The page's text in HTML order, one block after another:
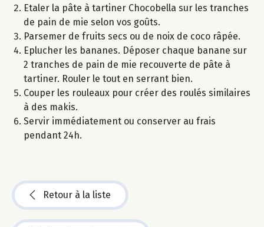
Etaler la pâte à tartiner Chocobella sur les tranches
de pain de mie selon vos goûts.
Parsemer de fruits secs ou de noix de coco râpée.
Eplucher les bananes. Déposer chaque banane sur
2 tranches de pain de mie recouverte de pâte à
tartiner. Rouler le tout en serrant bien.
Couper les rouleaux pour créer des roulés similaires
à des makis.
Servir immédiatement ou conserver au frais
pendant 24h.
Retour à la liste